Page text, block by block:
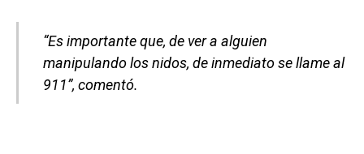
“Es importante que, de ver a alguien
manipulando los nidos, de inmediato se llame al
911”, comentó.